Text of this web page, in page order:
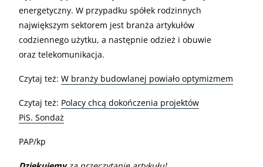
energetyczny. W przypadku spółek rodzinnych
największym sektorem jest branża artykułów
codziennego użytku, a następnie odzież i obuwie
oraz telekomunikacja.
Czytaj też: W branży budowlanej powiało optymizmem
Czytaj też: Polacy chcą dokończenia projektów
PiS. Sondaż
PAP/kp